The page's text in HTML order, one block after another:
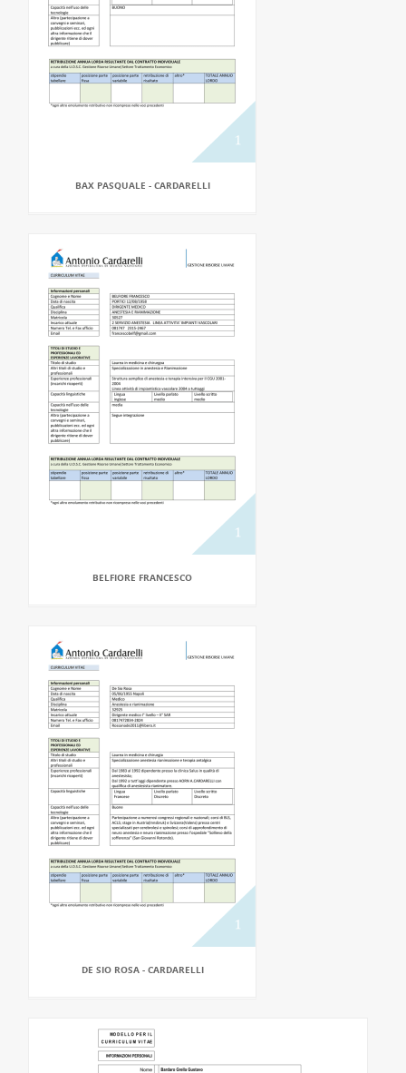
BAX PASQUALE - CARDARELLI
BELFIORE FRANCESCO
DE SIO ROSA - CARDARELLI